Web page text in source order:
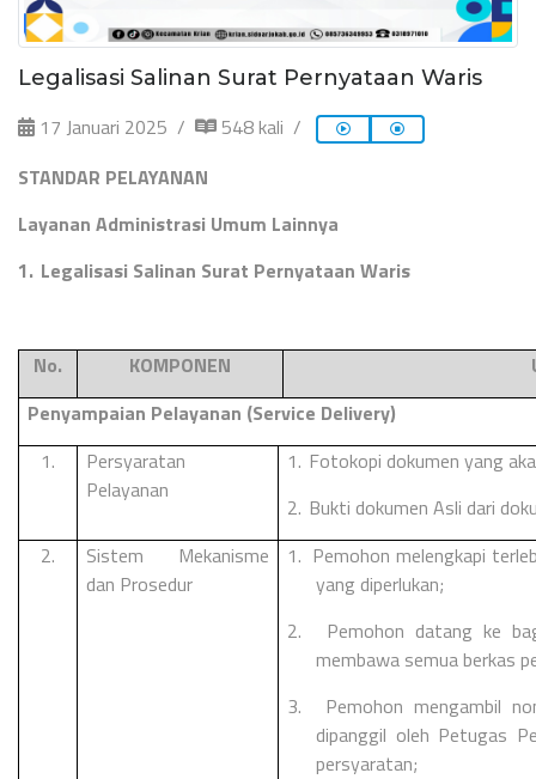
Legalisasi Salinan Surat Pernyataan Waris
17 Januari 2025
548 kali
STANDAR PELAYANAN
Layanan Administrasi Umum Lainnya
1. Legalisasi Salinan Surat Pernyataan Waris
No. KOMPONEN
Penyampaian Pelayanan (Service Delivery)
1.
Persyaratan
Pelayanan
1. Fotokopi dokumen yang
2. Bukti dokumen Asli dari
2.
Sistem Mekanisme
dan Prosedur
1. Pemohon melengkapi
yang diperlukan;
2.
Pemohon datang ke
membawa semua berkas
3.
Pemohon mengambil
dipanggil oleh Petugas
persyaratan;